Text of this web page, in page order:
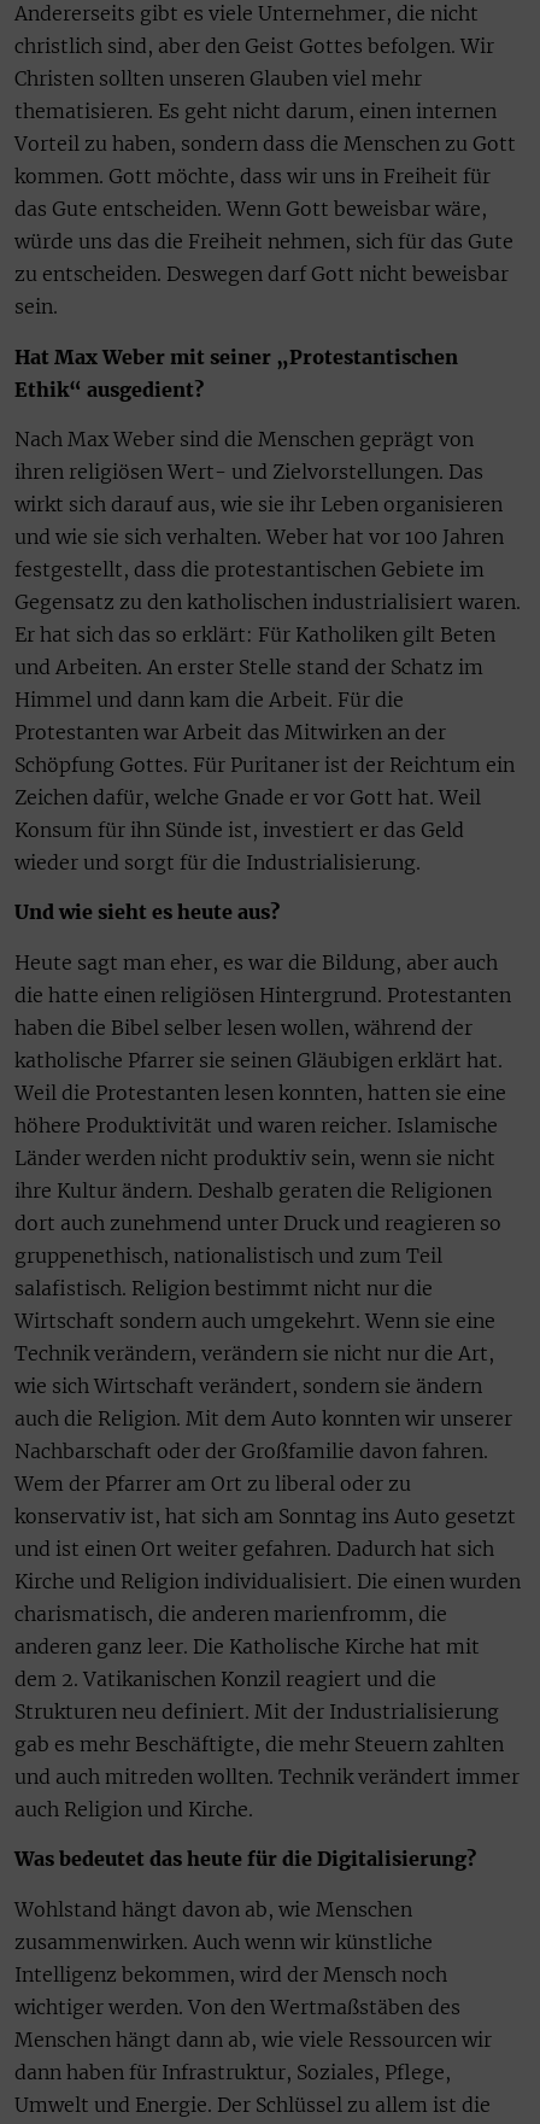
Andererseits gibt es viele Unternehmer, die nicht
christlich sind, aber den Geist Gottes befolgen. Wir
Christen sollten unseren Glauben viel mehr
thematisieren. Es geht nicht darum, einen internen
Vorteil zu haben, sondern dass die Menschen zu Gott
kommen. Gott möchte, dass wir uns in Freiheit für
das Gute entscheiden. Wenn Gott beweisbar wäre,
würde uns das die Freiheit nehmen, sich für das Gute
zu entscheiden. Deswegen darf Gott nicht beweisbar
sein.
Hat Max Weber mit seiner „Protestantischen
Ethik“ ausgedient?
Nach Max Weber sind die Menschen geprägt von
ihren religiösen Wert- und Zielvorstellungen. Das
wirkt sich darauf aus, wie sie ihr Leben organisieren
und wie sie sich verhalten. Weber hat vor 100 Jahren
festgestellt, dass die protestantischen Gebiete im
Gegensatz zu den katholischen industrialisiert waren.
Er hat sich das so erklärt: Für Katholiken gilt Beten
und Arbeiten. An erster Stelle stand der Schatz im
Himmel und dann kam die Arbeit. Für die
Protestanten war Arbeit das Mitwirken an der
Schöpfung Gottes. Für Puritaner ist der Reichtum ein
Zeichen dafür, welche Gnade er vor Gott hat. Weil
Konsum für ihn Sünde ist, investiert er das Geld
wieder und sorgt für die Industrialisierung.
Und wie sieht es heute aus?
Heute sagt man eher, es war die Bildung, aber auch
die hatte einen religiösen Hintergrund. Protestanten
haben die Bibel selber lesen wollen, während der
katholische Pfarrer sie seinen Gläubigen erklärt hat.
Weil die Protestanten lesen konnten, hatten sie eine
höhere Produktivität und waren reicher. Islamische
Länder werden nicht produktiv sein, wenn sie nicht
ihre Kultur ändern. Deshalb geraten die Religionen
dort auch zunehmend unter Druck und reagieren so
gruppenethisch, nationalistisch und zum Teil
salafistisch. Religion bestimmt nicht nur die
Wirtschaft sondern auch umgekehrt. Wenn sie eine
Technik verändern, verändern sie nicht nur die Art,
wie sich Wirtschaft verändert, sondern sie ändern
auch die Religion. Mit dem Auto konnten wir unserer
Nachbarschaft oder der Großfamilie davon fahren.
Wem der Pfarrer am Ort zu liberal oder zu
konservativ ist, hat sich am Sonntag ins Auto gesetzt
und ist einen Ort weiter gefahren. Dadurch hat sich
Kirche und Religion individualisiert. Die einen wurden
charismatisch, die anderen marienfromm, die
anderen ganz leer. Die Katholische Kirche hat mit
dem 2. Vatikanischen Konzil reagiert und die
Strukturen neu definiert. Mit der Industrialisierung
gab es mehr Beschäftigte, die mehr Steuern zahlten
und auch mitreden wollten. Technik verändert immer
auch Religion und Kirche.
Was bedeutet das heute für die Digitalisierung?
Wohlstand hängt davon ab, wie Menschen
zusammenwirken. Auch wenn wir künstliche
Intelligenz bekommen, wird der Mensch noch
wichtiger werden. Von den Wertmaßstäben des
Menschen hängt dann ab, wie viele Ressourcen wir
dann haben für Infrastruktur, Soziales, Pflege,
Umwelt und Energie. Der Schlüssel zu allem ist die